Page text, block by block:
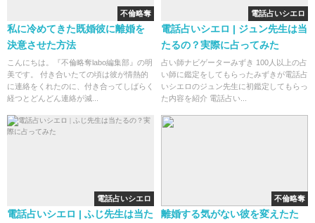
不倫略奪
私に冷めてきた既婚彼に離婚を
決意させた方法
こんにちは。『不倫略奪labo編集部』の明
美です。 付き合いたての頃は彼が情熱的
に連絡をくれたのに、付き合ってしばらく
経つとどんどん連絡が減...
電話占いシエロ
電話占いシエロ | ジュン先生は当
たるの？実際に占ってみた
占い師ナビゲーターみずき 100人以上の占
い師に鑑定をしてもらったみずきが電話占
いシエロのジュン先生に初鑑定してもらっ
た内容を紹介 電話占い...
電話占いシエロ
電話占いシエロ | ふじ先生は当た
不倫略奪
離婚する気がない彼を変えたた